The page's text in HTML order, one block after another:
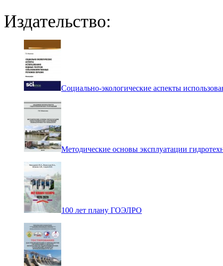
Издательство:
Социально-экологические аспекты
Методические основы эксплуатации
100 лет плану ГОЭЛРО